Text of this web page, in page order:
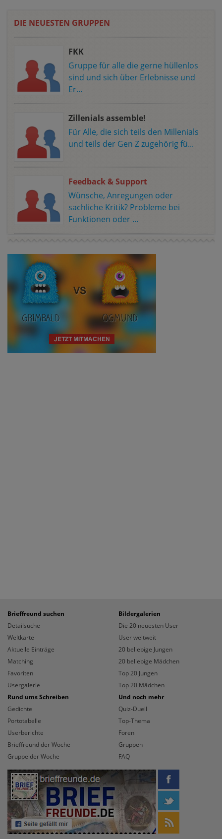
DIE NEUESTEN GRUPPEN
FKK
Gruppe für alle die gerne hüllenlos
sind und sich über Erlebnisse und
Er...
Zillenials assemble!
Für Alle, die sich teils den Millenials
und teils der Gen Z zugehörig fü...
Feedback & Support
Wünsche, Anregungen oder
sachliche Kritik? Probleme bei
Funktionen oder ...
Brieffreund suchen
Detailsuche
Weltkarte
Aktuelle Einträge
Matching
Favoriten
Usergalerie
Bildergalerien
Die 20 neuesten User
User weltweit
20 beliebige Jungen
20 beliebige Mädchen
Top 20 Jungen
Top 20 Mädchen
Rund ums Schreiben
Gedichte
Portotabelle
Userberichte
Brieffreund der Woche
Gruppe der Woche
Und noch mehr
Quiz-Duell
Top-Thema
Foren
Gruppen
FAQ